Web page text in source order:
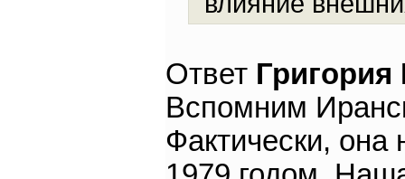
Ответ
Вспомним
Фактически, она